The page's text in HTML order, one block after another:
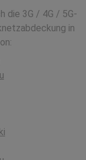
die 3G / 4G / 5G-
in